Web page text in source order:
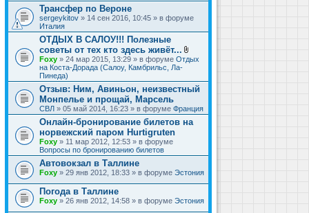
Трансфер по Вероне
sergeykitov » 14 сен 2016, 10:45 » в форуме
Италия
ОТДЫХ В САЛОУ!!! Полезные
советы от тех кто здесь живёт...
В
л
ж
е
и
я
Foxy » 24 мар 2015, 13:29 » в форуме Отдых
на Коста-Дорада (Салоу, Камбрильс, Ла-
Пинеда)
Отзыв: Ним, Авиньон, неизвестный
Монпелье и прощай, Марсель
СВЛ » 05 май 2014, 16:23 » в форуме Франция
Онлайн-бронирование билетов на
норвежский паром Hurtigruten
Foxy » 11 мар 2012, 12:53 » в форуме
Вопросы по бронированию билетов
Автовокзал в Таллине
Foxy » 29 янв 2012, 18:33 » в форуме Эстония
Погода в Таллине
Foxy » 26 янв 2012, 14:58 » в форуме Эстония